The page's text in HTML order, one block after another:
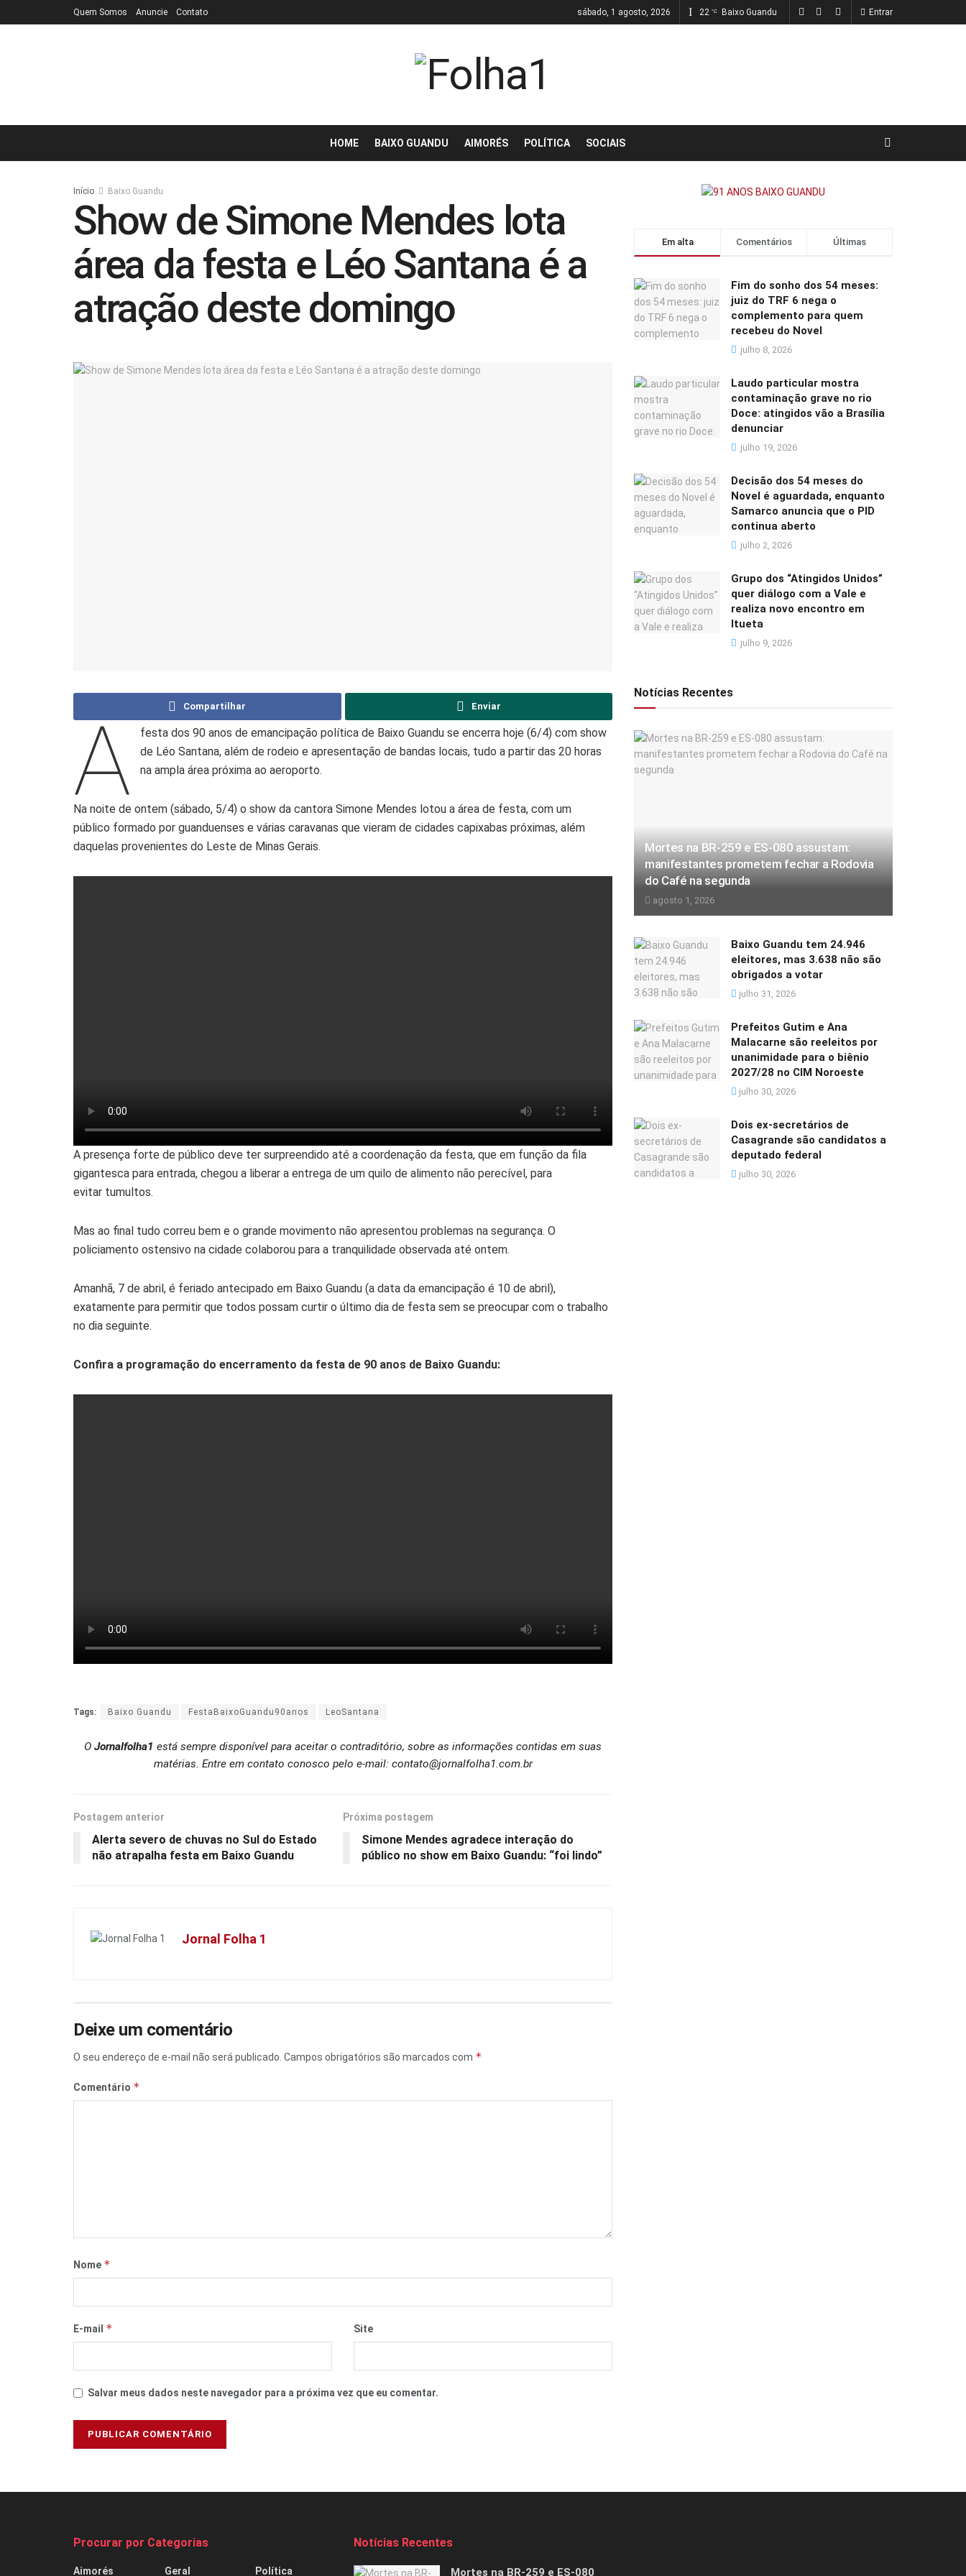
Quem Somos Anuncie Contato sábado, 1 agosto, 2026 22 °C Baixo Guandu Entrar
HOME BAIXO GUANDU AIMORÉS POLÍTICA SOCIAIS
Início Baixo Guandu
Show de Simone Mendes lota
área da festa e Léo Santana é a
atração deste domingo
Compartilhar Enviar
A
festa dos 90 anos de emancipação política de Baixo Guandu se encerra hoje (6/4) com show
de Léo Santana, além de rodeio e apresentação de bandas locais, tudo a partir das 20 horas
na ampla área próxima ao aeroporto.
Na noite de ontem (sábado, 5/4) o show da cantora Simone Mendes lotou a área de festa, com um
público formado por guanduenses e várias caravanas que vieram de cidades capixabas próximas, além
daquelas provenientes do Leste de Minas Gerais.
A presença forte de público deve ter surpreendido até a coordenação da festa, que em função da fila
gigantesca para entrada, chegou a liberar a entrega de um quilo de alimento não perecível, para
evitar tumultos.
Mas ao final tudo correu bem e o grande movimento não apresentou problemas na segurança. O
policiamento ostensivo na cidade colaborou para a tranquilidade observada até ontem.
Amanhã, 7 de abril, é feriado antecipado em Baixo Guandu (a data da emancipação é 10 de abril),
exatamente para permitir que todos possam curtir o último dia de festa sem se preocupar com o trabalho
no dia seguinte.
Confira a programação do encerramento da festa de 90 anos de Baixo Guandu:
Tags: Baixo Guandu FestaBaixoGuandu90anos LeoSantana
O Jornalfolha1 está sempre disponível para aceitar o contraditório, sobre as informações contidas em suas
matérias. Entre em contato conosco pelo e-mail: contato@jornalfolha1.com.br
Postagem anterior
Alerta severo de chuvas no Sul do Estado
não atrapalha festa em Baixo Guandu
Próxima postagem
Simone Mendes agradece interação do
público no show em Baixo Guandu: “foi lindo”
Jornal Folha 1
Deixe um comentário
O seu endereço de e-mail não será publicado. Campos obrigatórios são marcados com *
Comentário *
Nome *
E-mail * Site
Salvar meus dados neste navegador para a próxima vez que eu comentar.
Em alta Comentários Últimas
Fim do sonho dos 54 meses:
juiz do TRF 6 nega o
complemento para quem
recebeu do Novel
julho 8, 2026
Laudo particular mostra
contaminação grave no rio
Doce: atingidos vão a Brasília
denunciar
julho 19, 2026
Decisão dos 54 meses do
Novel é aguardada, enquanto
Samarco anuncia que o PID
continua aberto
julho 2, 2026
Grupo dos “Atingidos Unidos”
quer diálogo com a Vale e
realiza novo encontro em
Itueta
julho 9, 2026
Notícias Recentes
Mortes na BR-259 e ES-080 assustam:
manifestantes prometem fechar a Rodovia
do Café na segunda
agosto 1, 2026
Baixo Guandu tem 24.946
eleitores, mas 3.638 não são
obrigados a votar
julho 31, 2026
Prefeitos Gutim e Ana
Malacarne são reeleitos por
unanimidade para o biênio
2027/28 no CIM Noroeste
julho 30, 2026
Dois ex-secretários de
Casagrande são candidatos a
deputado federal
julho 30, 2026
Procurar por Categorias
Aimorés Geral Política
Notícias Recentes
Mortes na BR-259 e ES-080